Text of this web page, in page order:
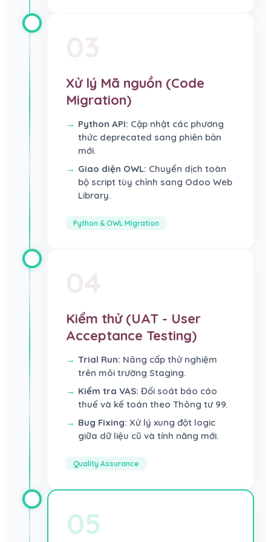
Xử lý Mã nguồn (Code
Migration)
Python API: Cập nhật các phương
thức deprecated sang phiên bản
mới.
Giao diện OWL: Chuyển dịch toàn
bộ script tùy chỉnh sang Odoo Web
Library.
Python & OWL Migration
Kiểm thử (UAT - User
Acceptance Testing)
Trial Run: Nâng cấp thử nghiệm
trên môi trường Staging.
Kiểm tra VAS: Đối soát báo cáo
thuế và kế toán theo Thông tư 99.
Bug Fixing: Xử lý xung đột logic
giữa dữ liệu cũ và tính năng mới.
Quality Assurance
05